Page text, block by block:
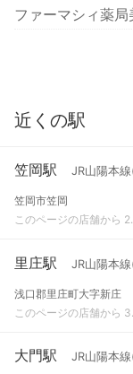
ファーマシィ薬局
近くの駅
笠岡駅 JR山陽本
笠岡市笠岡
このページの店舗から
里庄駅 JR山陽本
浅口郡里庄町大字新庄
このページの店舗から
大門駅 JR山陽本